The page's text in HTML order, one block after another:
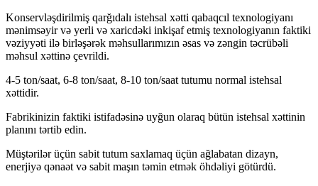
Konservləşdirilmiş qarğıdalı istehsal xətti qabaqcıl texnologiyanı
mənimsəyir və yerli və xaricdəki inkişaf etmiş texnologiyanın faktiki
vəziyyəti ilə birləşərək məhsullarımızın əsas və zəngin təcrübəli
məhsul xəttinə çevrildi.
4-5 ton/saat, 6-8 ton/saat, 8-10 ton/saat tutumu normal istehsal
xəttidir.
Fabrikinizin faktiki istifadəsinə uyğun olaraq bütün istehsal xəttinin
planını tərtib edin.
Müştərilər üçün sabit tutum saxlamaq üçün ağlabatan dizayn,
enerjiyə qənaət və sabit maşın təmin etmək öhdəliyi götürdü.